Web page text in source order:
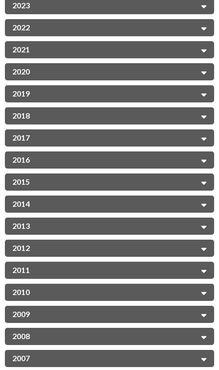
2023
2022
2021
2020
2019
2018
2017
2016
2015
2014
2013
2012
2011
2010
2009
2008
2007